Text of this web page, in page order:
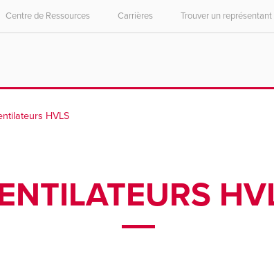
English
Centre de Ressources Carrières Trouver un représentant
HVLS